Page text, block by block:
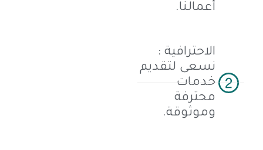
أعمالنا.
الاحترافية :
نسعى لتقديم
خدمات
محترفة
وموثوقة.